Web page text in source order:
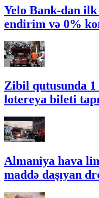
Yelo Bank-dan
endirim və 0%
Zibil qutusunda
lotereya bileti
Almaniya hava
maddə daşıyan